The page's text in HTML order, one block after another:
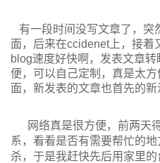
有一段时间没写文章了，突
面，后来在ccidenet上，接着
blog速度好快啊，发表文章
便，可以自己定制，真是太
面，新发表的文章也首先的
网络真是很方便，前两天得
系，看看是否有需要帮忙的
杀，于是我赶快先后用家里